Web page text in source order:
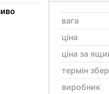
вага
ціна
ціна за
термін
виробник